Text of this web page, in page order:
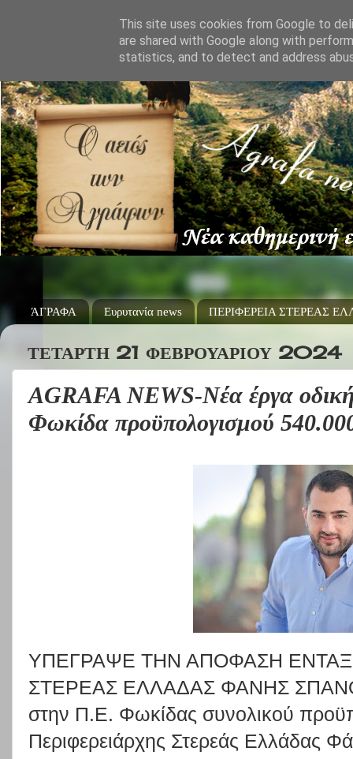
ΆΓΡΑΦΑ Ευρυτανία news ΠΕΡΙΦΕΡΕΙΑ ΣΤΕΡΕΑΣ
ΤΕΤΆΡΤΗ 21 ΦΕΒΡΟΥΑΡΊΟΥ 2024
AGRAFA NEWS-Νέα έργα
Φωκίδα προϋπολογισμού
ΥΠΕΓΡΑΨΕ ΤΗΝ ΑΠΟΦΑΣΗ
ΣΤΕΡΕΑΣ ΕΛΛΑΔΑΣ ΦΑΝΗΣ
στην Π.Ε. Φωκίδας συνολικού
Περιφερειάρχης Στερεάς Ελλάδας
This site uses cookies from Google to
are shared with Google along with
statistics, and to detect and address